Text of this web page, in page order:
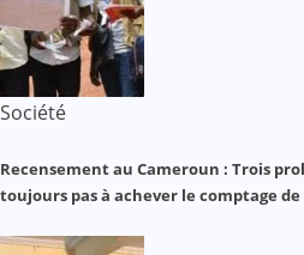
Société
Recensement au Cameroun : Trois
toujours pas à achever le comptage